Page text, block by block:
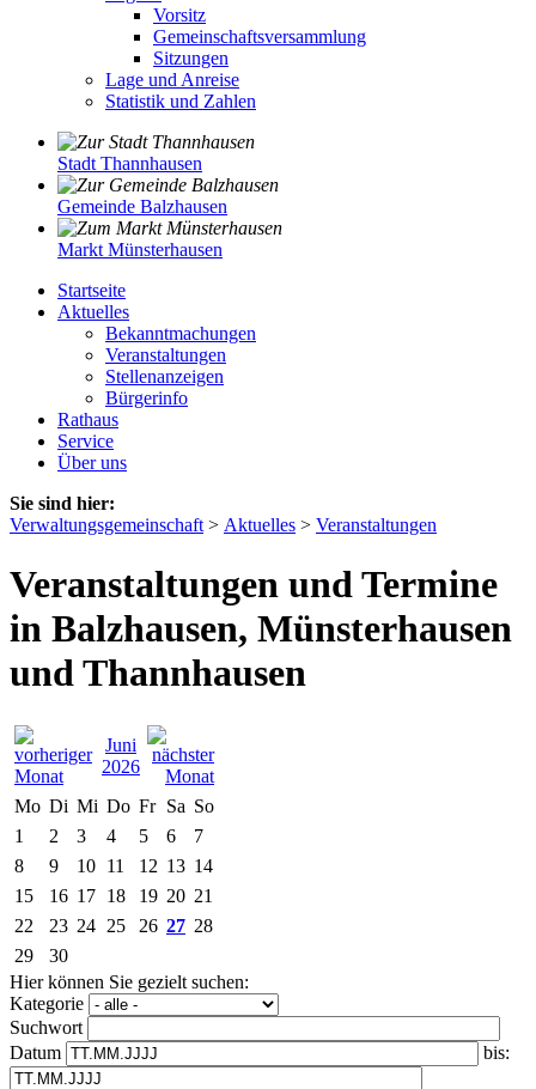
Vorsitz
Gemeinschaftsversammlung
Sitzungen
Lage und Anreise
Statistik und Zahlen
Stadt Thannhausen
Gemeinde Balzhausen
Markt Münsterhausen
Startseite
Aktuelles
Bekanntmachungen
Veranstaltungen
Stellenanzeigen
Bürgerinfo
Rathaus
Service
Über uns
Sie sind hier:
Verwaltungsgemeinschaft > Aktuelles > Veranstaltungen
Veranstaltungen und Termine
in Balzhausen, Münsterhausen
und Thannhausen
Juni
2026
Mo Di Mi Do Fr Sa So
1
2 3 4 5 6
7
8
9 10 11 12 13 14
15
16 17 18 19 20 21
22
23 24 25 26 27 28
29
30
Hier können Sie gezielt suchen:
Kategorie
Suchwort
Datum
bis: